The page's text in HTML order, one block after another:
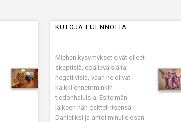
KUTOJA LUENNOLTA
Miehen kysymykset eivät olleet
skeptisiä, epäileväisiä tai
negatiivisia, vaan ne olivat
kaikki ennemminkin
tiedonhaluisia. Esitelmän
jälkeen hän esitteli itsensä
Danieliksi ja antoi minulle osan